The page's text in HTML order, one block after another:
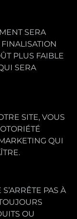
SERA
PLUS FAIBLE
SERA
SITE, VOUS
QUI
PAS À
OU